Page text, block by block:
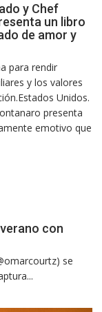
y Chef
un libro
de amor y
para rendir
y los valores
Unidos.
presenta
emotivo que
con
se